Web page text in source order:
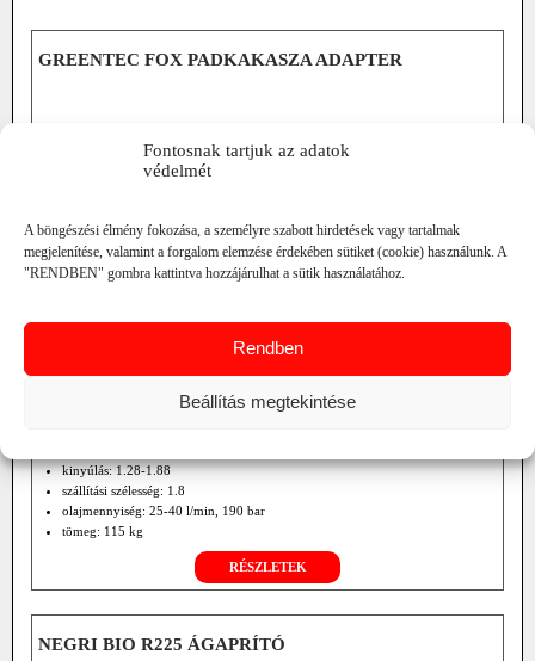
Fontosnak tartjuk az adatok
védelmét
A böngészési élmény fokozása, a személyre szabott hirdetések vagy tartalmak
megjelenítése, valamint a forgalom elemzése érdekében sütiket (cookie) használunk. A
"RENDBEN" gombra kattintva hozzájárulhat a sütik használatához.
Rendben
Beállítás megtekintése
GREENTEC FOX PADKAKASZA ADAPTER
kinyúlás: 1.28-1.88
szállítási szélesség: 1.8
olajmennyiség: 25-40 l/min, 190 bar
tömeg: 115 kg
RÉSZLETEK
NEGRI BIO R225 ÁGAPRÍTÓ